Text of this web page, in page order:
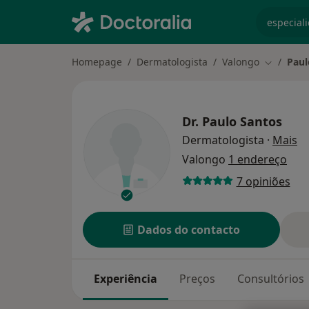
Homepage Dermatologista Valongo Mudar
Dr. Paulo Santos
Dermatologista · Mais
Valongo 1 endereço
7 opiniões
Dados do contacto
Experiência Preços Consultórios